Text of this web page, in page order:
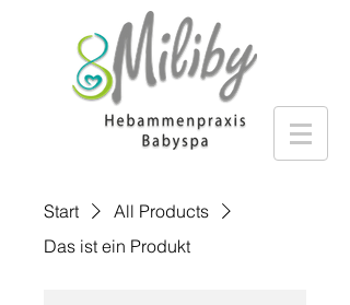
Start
All Products
Das ist ein Produkt